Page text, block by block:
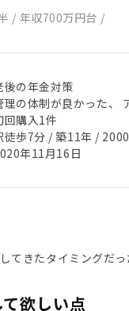
/ 年収700万円台 /
後の年金対策
理の体制が良かった、
回購入1件
徒歩7分 / 築11年 /
年11月16日
てきたタイミングだ
欲しい点